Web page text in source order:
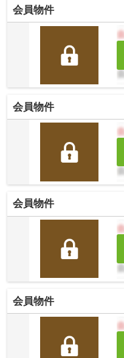
会員物件
会員物件
会員物件
会員物件